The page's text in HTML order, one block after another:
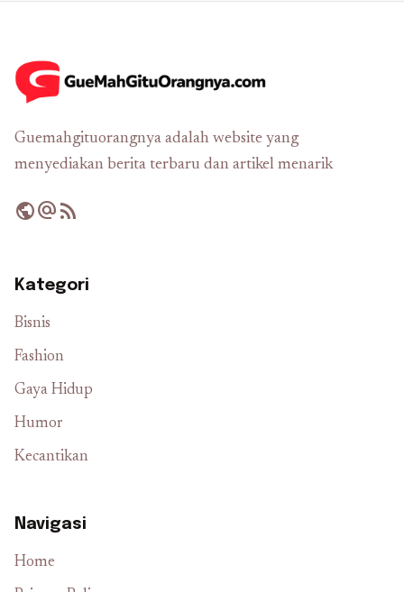
Guemahgituorangnya adalah website yang
menyediakan berita terbaru dan artikel menarik
publicalternate_emailrss_feed
Kategori
Bisnis
Fashion
Gaya Hidup
Humor
Kecantikan
Navigasi
Home